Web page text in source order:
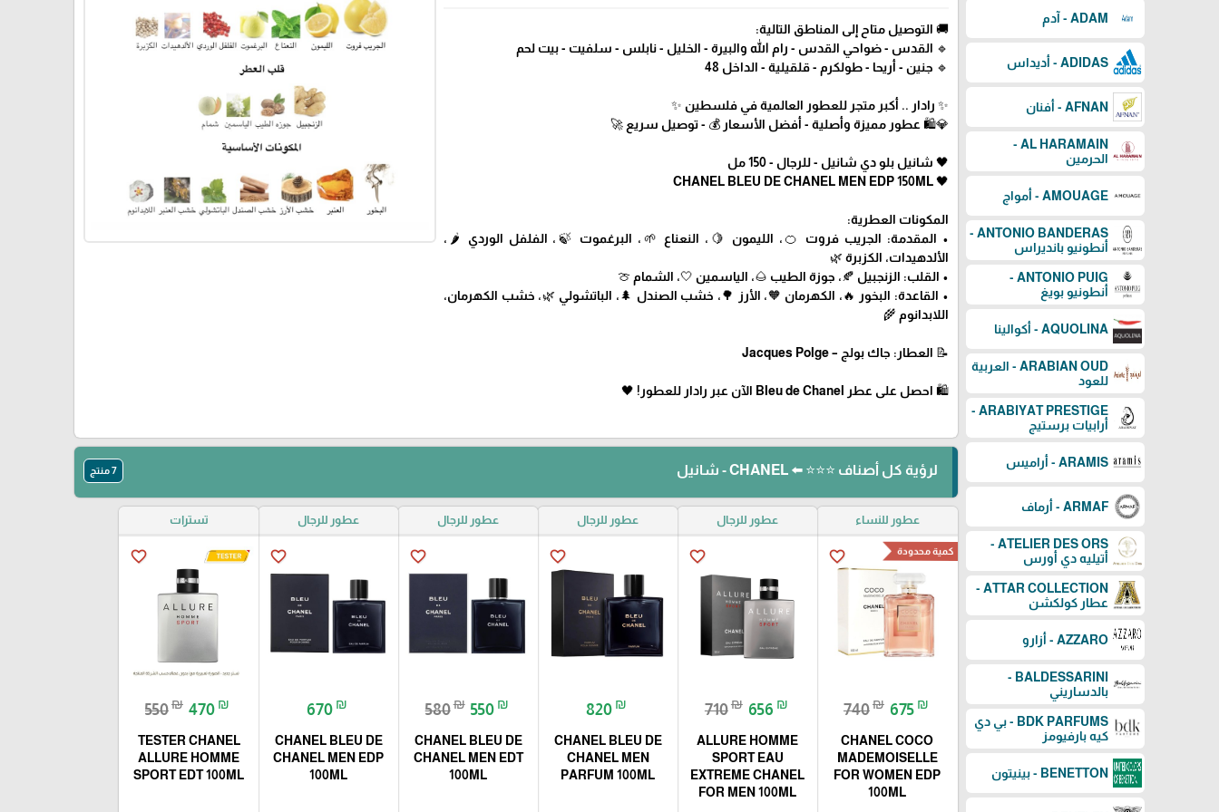
ADAM - آدم
ADIDAS - أديداس
AFNAN - أفنان
AL HARAMAIN -
الحرمين
AMOUAGE - أمواج
ANTONIO BANDERAS -
أنطونيو بانديراس
ANTONIO PUIG -
أنطونيو بويغ
AQUOLINA - أكوالينا
ARABIAN OUD - العربية
للعود
ARABIYAT PRESTIGE -
أرابيات برستيج
ARAMIS - أراميس
ARMAF - أرماف
ATELIER DES ORS -
أتيليه دي أورس
ATTAR COLLECTION -
عطار كولكشن
AZZARO - أزارو
BALDESSARINI -
بالدساريني
BDK PARFUMS - بي دي
كيه بارفيومز
BENETTON - بينيتون
🚚 التوصيل متاح إلى المناطق التالية:
🔹 القدس - ضواحي القدس - رام الله والبيرة - الخليل - نابلس - سلفيت - بيت لحم
🔹 جنين - أريحا - طولكرم - قلقيلية - الداخل 48
✨ رادار .. أكبر متجر للعطور العالمية في فلسطين ✨
💎🛍️ عطور مميزة وأصلية - أفضل الأسعار 💰 - توصيل سريع 🚀
🖤 شانيل بلو دي شانيل - للرجال - 150 مل
🖤 CHANEL BLEU DE CHANEL MEN EDP 150ML
المكونات العطرية:
• المقدمة: الجريب فروت 🍊، الليمون 🍋، النعناع 🌱، البرغموت 🍃، الفلفل الوردي 🌶️،
الألدهيدات، الكزبرة 🌿
• القلب: الزنجبيل 🍂، جوزة الطيب 🌰، الياسمين 🤍، الشمام 🍈
• القاعدة: البخور 🔥، الكهرمان 🧡، الأرز 🌳، خشب الصندل 🌲، الباتشولي 🌿، خشب الكهرمان،
اللابدانوم 🌾
📝 العطار: جاك بولج – Jacques Polge
🛍 احصل على عطر Bleu de Chanel الآن عبر رادار للعطور! 🖤
لرؤية كل أصناف ⭐⭐⭐ ⬅️ CHANEL - شانيل 7 منتج
عطور للنساء
favorite_border كمية محدودة
740₪ 675 ₪
CHANEL COCO
MADEMOISELLE
FOR WOMEN EDP
100ML
عطور للرجال
favorite_border
710₪ 656 ₪
ALLURE HOMME
SPORT EAU
EXTREME CHANEL
FOR MEN 100ML
عطور للرجال
favorite_border
820 ₪
CHANEL BLEU DE
CHANEL MEN
PARFUM 100ML
عطور للرجال
favorite_border
580₪ 550 ₪
CHANEL BLEU DE
CHANEL MEN EDT
100ML
عطور للرجال
favorite_border
670 ₪
CHANEL BLEU DE
CHANEL MEN EDP
100ML
تسترات
favorite_border
550₪ 470 ₪
TESTER CHANEL
ALLURE HOMME
SPORT EDT 100ML